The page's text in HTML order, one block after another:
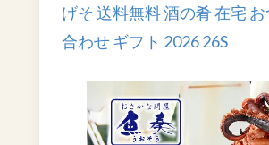
げそ 送料無料 酒の肴 在宅
合わせ ギフト 2026 26S